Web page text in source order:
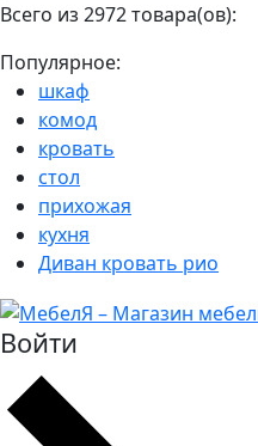
Всего из 2972 товара(ов):
Популярное:
шкаф
комод
кровать
стол
прихожая
кухня
Диван кровать рио
Войти